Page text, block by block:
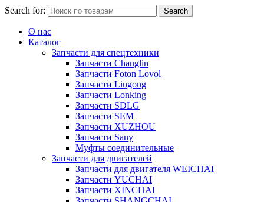
Search for: Search
О нас
Каталог
Запчасти для спецтехники
Запчасти Changlin
Запчасти Foton Lovol
Запчасти Liugong
Запчасти Lonking
Запчасти SDLG
Запчасти SEM
Запчасти XUZHOU
Запчасти Sany
Муфты соединительные
Запчасти для двигателей
Запчасти для двигателя WEICHAI
Запчасти YUCHAI
Запчасти XINCHAI